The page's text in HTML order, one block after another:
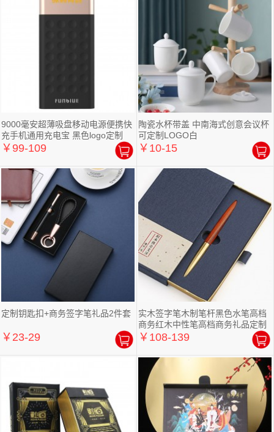
9000毫安超薄吸盘移动电源便携快
充手机通用充电宝 黑色logo定制
￥99-109
陶瓷水杯带盖 中南海式创意会议杯
可定制LOGO白
￥10-15
定制钥匙扣+商务签字笔礼品2件套
￥23-29
实木签字笔木制笔杆黑色水笔高档
商务红木中性笔高档商务礼品定制
￥108-139